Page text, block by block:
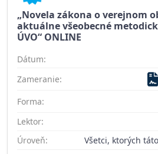
„Novela zákona o verejnom
aktuálne všeobecné
ÚVO“ ONLINE
Dátum:
Zameranie:
Forma:
Lektor:
Úroveň:
Všetci, ktorých